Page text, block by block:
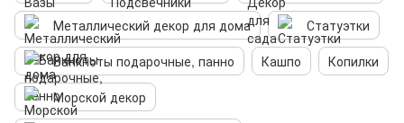
Металлический декор для дома
Статуэтки
Банкноты подарочные, панно
Кашпо
Копилки
Морской декор